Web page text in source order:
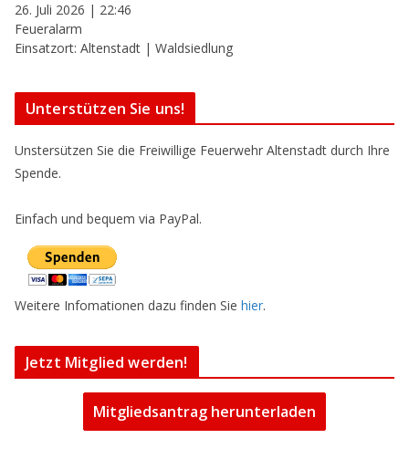
26. Juli 2026 | 22:46
Feueralarm
Einsatzort: Altenstadt | Waldsiedlung
Unterstützen Sie uns!
Unstersützen Sie die Freiwillige Feuerwehr Altenstadt durch Ihre
Spende.
Einfach und bequem via PayPal.
Weitere Infomationen dazu finden Sie hier.
Jetzt Mitglied werden!
Mitgliedsantrag herunterladen